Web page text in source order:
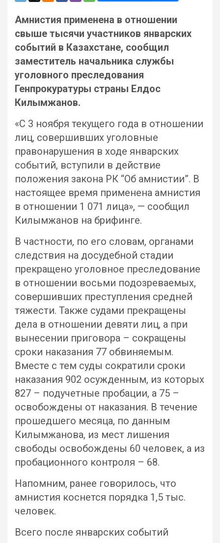
Амнистия применена в отношении
свыше тысячи участников январских
событий в Казахстане, сообщил
заместитель начальника службы
уголовного преследования
Генпрокуратуры страны Елдос
Килымжанов.
«С 3 ноября текущего года в отношении
лиц, совершивших уголовные
правонарушения в ходе январских
событий, вступили в действие
положения закона РК “Об амнистии”. В
настоящее время применена амнистия
в отношении 1 071 лица», — сообщил
Килымжанов на брифинге.
В частности, по его словам, органами
следствия на досудебной стадии
прекращено уголовное преследование
в отношении восьми подозреваемых,
совершивших преступления средней
тяжести. Также судами прекращены
дела в отношении девяти лиц, а при
вынесении приговора – сокращены
сроки наказания 77 обвиняемым.
Вместе с тем суды сократили сроки
наказания 902 осужденным, из которых
827 – подучетные пробации, а 75 –
освобождены от наказания. В течение
прошедшего месяца, по данным
Килымжанова, из мест лишения
свободы освобождены 60 человек, а из
пробационного контроля – 68.
Напомним, ранее говорилось, что
амнистия коснется порядка 1,5 тыс.
человек.
Всего после январских событий